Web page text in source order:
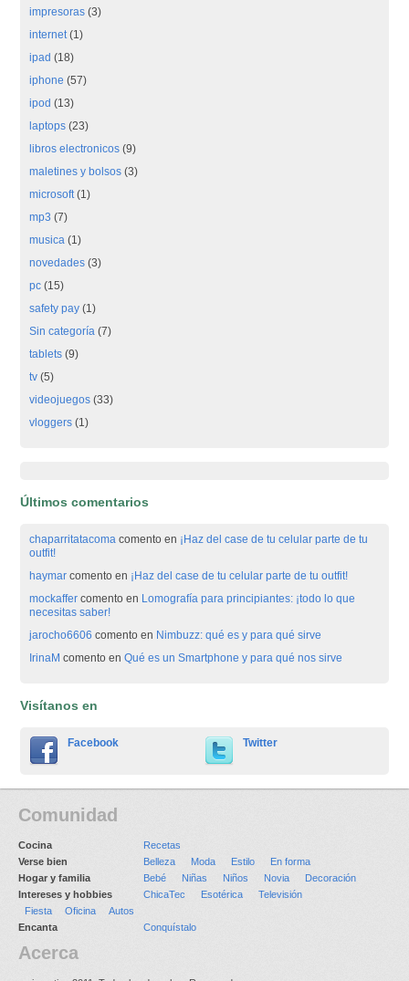
impresoras (3)
internet(1)
ipad (18)
iphone (57)
ipod (13)
laptops (23)
libros electronicos (9)
maletines y bolsos (3)
microsoft(1)
mp3 (7)
musica (1)
novedades (3)
pc (15)
safety pay (1)
Sin categoría (7)
tablets (9)
tv (5)
videojuegos (33)
vloggers (1)
Últimos comentarios
chaparritatacoma comento en ¡Haz del case de tu celular parte de tu
outfit!
haymar comento en ¡Haz del case de tu celular parte de tu outfit!
mockaffer comento en Lomografía para principiantes: ¡todo lo que
necesitas saber!
jarocho6606 comento en Nimbuzz: qué es y para qué sirve
IrinaM comento enQué es un Smartphone y para qué nos sirve
Visítanos en
Facebook Twitter
Comunidad
Cocina
Recetas
Verse bien
Belleza Moda Estilo
En forma
Hogar y familia
Bebé Niñas Niños Novia
Decoración
Intereses y hobbies
ChicaTec Esotérica
Televisión
Fiesta
Oficina
Autos
Encanta
Conquístalo
Acerca